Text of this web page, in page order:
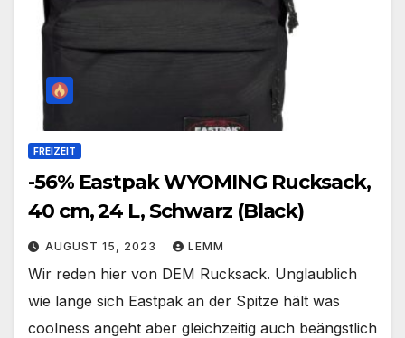
FREIZEIT
-56% Eastpak WYOMING Rucksack,
40 cm, 24 L, Schwarz (Black)
AUGUST 15, 2023 LEMM
Wir reden hier von DEM Rucksack. Unglaublich
wie lange sich Eastpak an der Spitze hält was
coolness angeht aber gleichzeitig auch beängstlich